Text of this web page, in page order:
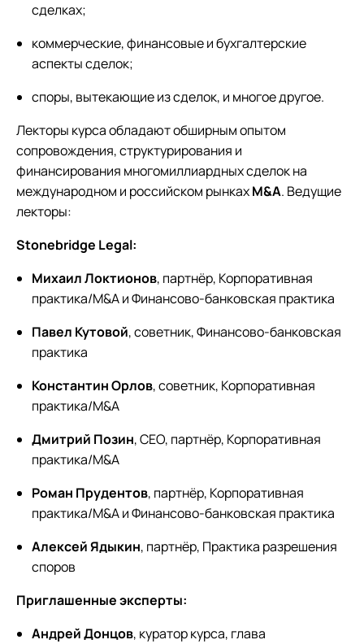
сделках;
коммерческие, финансовые и бухгалтерские
аспекты сделок;
споры, вытекающие из сделок, и многое другое.
Лекторы курсаобладают обширным опытом
сопровождения, структурирования и
финансирования многомиллиардных сделок на
международном и российском рынкахM&A. Ведущие
лекторы:
Stonebridge Legal:
Михаил Локтионов, партнёр, Корпоративная
практика/M&A и Финансово-банковская практика
Павел Кутовой, советник, Финансово-банковская
практика
Константин Орлов, советник, Корпоративная
практика/M&A
Дмитрий Позин, CEO, партнёр, Корпоративная
практика/M&A
Роман Прудентов, партнёр, Корпоративная
практика/M&A и Финансово-банковская практика
Алексей Ядыкин, партнёр, Практика разрешения
споров
Приглашенные эксперты:
Андрей Донцов, куратор курса, глава